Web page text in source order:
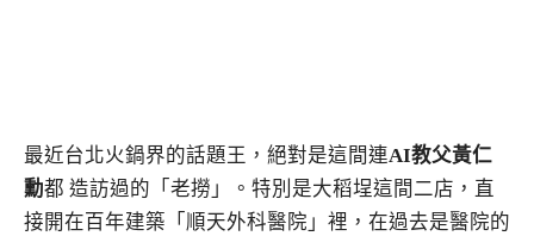
最近台北火鍋界的話題王，絕對是這間連AI教父黃仁
勳都 造訪過的「老撈」。特別是大稻埕這間二店，直
接開在百年建築「順天外科醫院」裡，在過去是醫院的